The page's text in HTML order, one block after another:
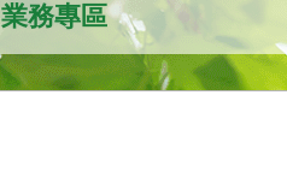
業務專區